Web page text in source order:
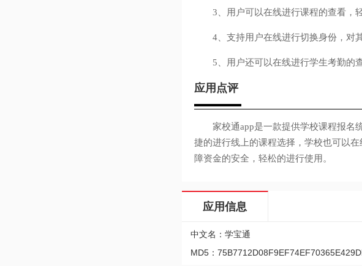
3、用户可以在线进行课程的查看，轻
4、支持用户在线进行切换身份，对其
5、用户还可以在线进行学生考勤的查
应用点评
家校通app是一款提供学校课程报名
捷的进行线上的课程选择，学校也可以
障资金的安全，轻松的进行使用。
应用信息
中文名：学宝通
MD5：